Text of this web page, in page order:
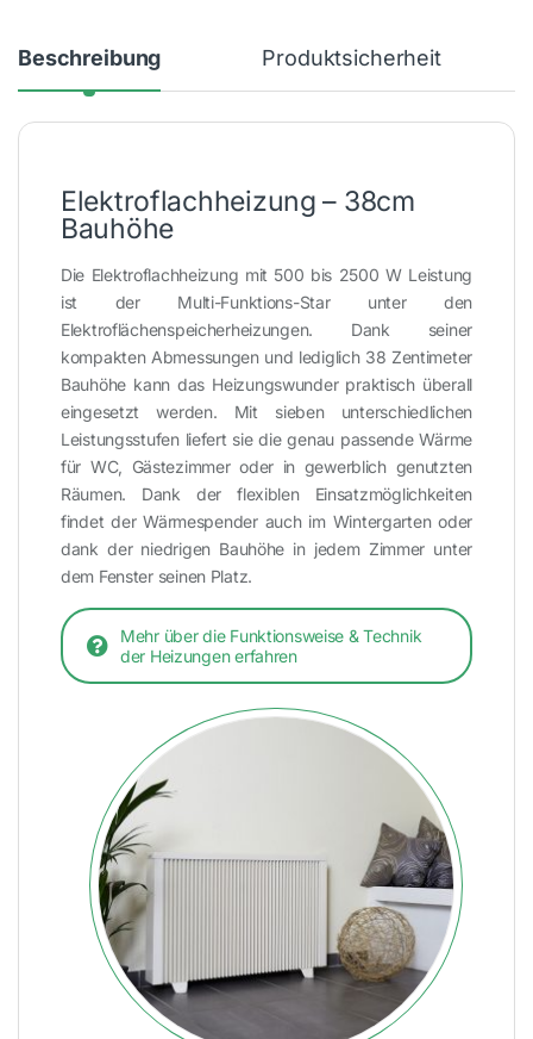
Beschreibung Produktsicherheit
Elektroflachheizung – 38cm
Bauhöhe
Die Elektroflachheizung mit 500 bis 2500 W Leistung
ist der Multi-Funktions-Star unter den
Elektroflächenspeicherheizungen. Dank seiner
kompakten Abmessungen und lediglich 38 Zentimeter
Bauhöhe kann das Heizungswunder praktisch überall
eingesetzt werden. Mit sieben unterschiedlichen
Leistungsstufen liefert sie die genau passende Wärme
für WC, Gästezimmer oder in gewerblich genutzten
Räumen. Dank der flexiblen Einsatzmöglichkeiten
findet der Wärmespender auch im Wintergarten oder
dank der niedrigen Bauhöhe in jedem Zimmer unter
dem Fenster seinen Platz.
Mehr über die Funktionsweise & Technik
der Heizungen erfahren